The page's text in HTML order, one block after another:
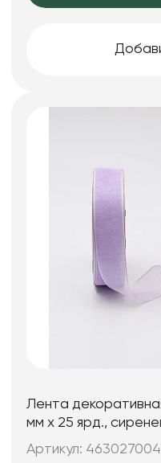
Лента
мм х 25 ярд.,
Артикул: